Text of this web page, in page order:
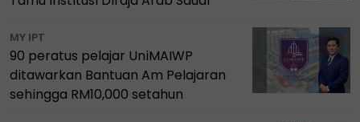
MY IPT
90 peratus pelajar UniMAIWP
ditawarkan Bantuan Am Pelajaran
sehingga RM10,000 setahun